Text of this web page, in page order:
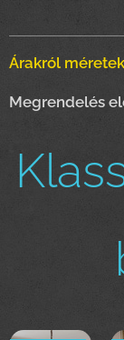
Árakról
Megrendelés